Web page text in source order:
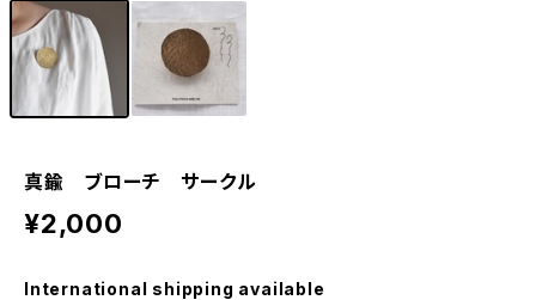
真鍮 ブローチ サークル
¥2,000
International shipping available